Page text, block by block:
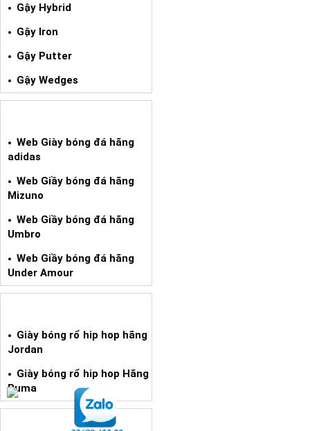
Gậy Hybrid
Gậy Iron
Gậy Putter
Gậy Wedges
Web Giày bóng đá hãng
adidas
Web Giầy bóng đá hãng
Mizuno
Web Giầy bóng đá hãng
Umbro
Web Giầy bóng đá hãng
Under Amour
Giày bóng rổ hip hop hãng
Jordan
Giày bóng rổ hip hop Hãng
Puma
WEB HÀNG XÁCH TAY TPCN